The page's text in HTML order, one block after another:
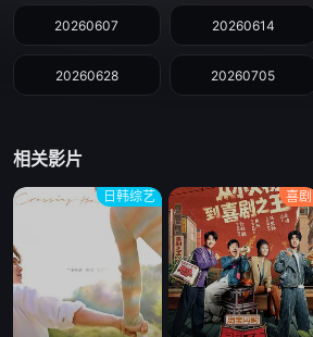
20260607 20260614
20260628 20260705
相关影片
日韩综艺 喜剧